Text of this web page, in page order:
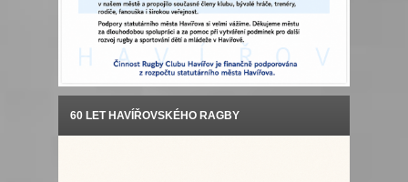
60 LET HAVÍŘOVSKÉHO RAGBY